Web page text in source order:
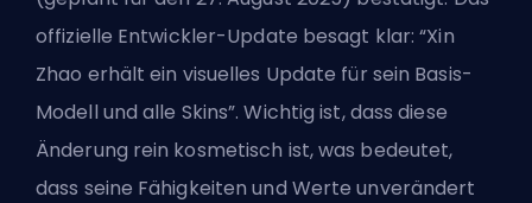
offizielle Entwickler-Update besagt klar: “Xin
Zhao erhält ein visuelles Update für sein Basis-
Modell und alle Skins”. Wichtig ist, dass diese
Änderung rein kosmetisch ist, was bedeutet,
dass seine Fähigkeiten und Werte unverändert